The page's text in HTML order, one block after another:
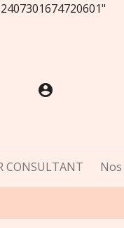
account_circle
CONSULTANT